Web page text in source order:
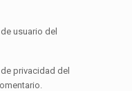
usuario del
privacidad del